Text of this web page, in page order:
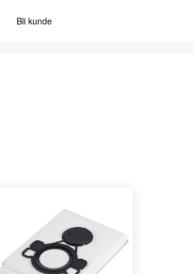
Bli kunde